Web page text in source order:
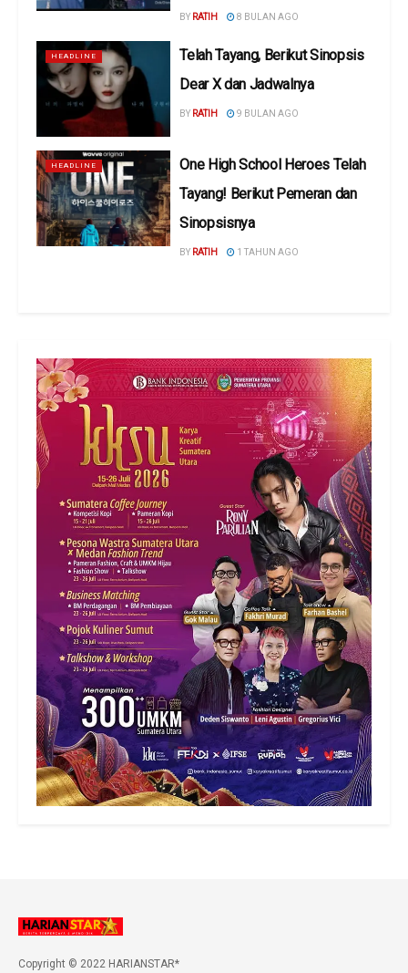
BY RATIH 8 BULAN AGO
HEADLINE
Telah Tayang, Berikut Sinopsis
Dear X dan Jadwalnya
BY RATIH 9 BULAN AGO
HEADLINE
One High School Heroes Telah
Tayang! Berikut Pemeran dan
Sinopsisnya
BY RATIH 1 TAHUN AGO
Copyright © 2022 HARIANSTAR*